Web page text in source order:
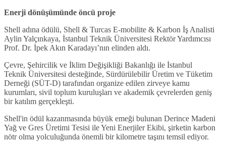
Enerji dönüşümünde öncü proje
Shell adına ödülü, Shell & Turcas E-mobilite & Karbon İş Analisti
Aylin Yalçınkaya, İstanbul Teknik Üniversitesi Rektör Yardımcısı
Prof. Dr. İpek Akın Karadayı’nın elinden aldı.
Çevre, Şehircilik ve İklim Değişikliği Bakanlığı ile İstanbul
Teknik Üniversitesi desteğinde, Sürdürülebilir Üretim ve Tüketim
Derneği (SÜT-D) tarafından organize edilen zirveye kamu
kurumları, sivil toplum kuruluşları ve akademik çevrelerden geniş
bir katılım gerçekleşti.
Shell'in ödül kazanmasında büyük emeği bulunan Derince Madeni
Yağ ve Gres Üretimi Tesisi ile Yeni Enerjiler Ekibi, şirketin karbon
nötr olma yolculuğunda önemli bir kilometre taşını temsil ediyor.